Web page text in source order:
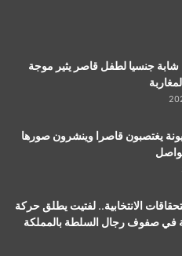
شابة جنسيا لطفل قاصر يثير موجة
يغتصبون قاصرا وينشرون صورها
الانتخابية.. لفتيت يطلق حركة
في صفوف رجال السلطة بالمملكة